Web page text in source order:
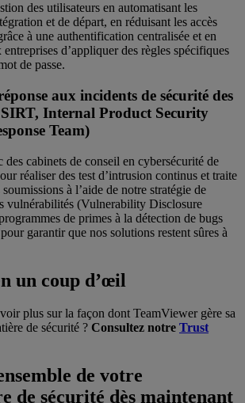
des utilisateurs en automatisant les
et de départ, en réduisant les accès
à une authentification centralisée et en
d’appliquer des règles spécifiques
de passe.
aux incidents de sécurité des
Internal Product Security
Team)
des cabinets de conseil en cybersécurité de
réaliser des test d’intrusion continus et traite
à l’aide de notre stratégie de
vulnérabilités (Vulnerability Disclosure
de primes à la détection de bugs
garantir que nos solutions restent sûres à
un coup d’œil
plus sur la façon dont TeamViewer gère sa
de sécurité ? Consultez notre Trust
de votre
de sécurité dès maintenant